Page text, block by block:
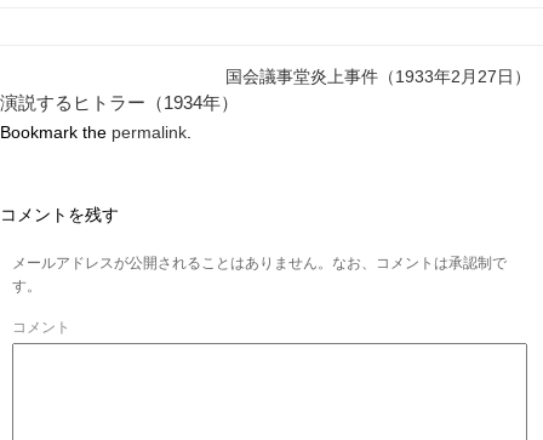
国会議事堂炎上事件（1933年2月27日）
演説するヒトラー（1934年）
Bookmark the permalink
コメントを残す
メールアドレスが公開されることはありません。なお、コメントは承認制で
す。
コメント